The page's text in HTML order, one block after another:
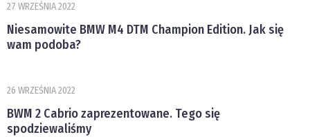
27 WRZEŚNIA 2022
Niesamowite BMW M4 DTM Champion Edition. Jak się
wam podoba?
26 WRZEŚNIA 2022
BWM 2 Cabrio zaprezentowane. Tego się
spodziewaliśmy